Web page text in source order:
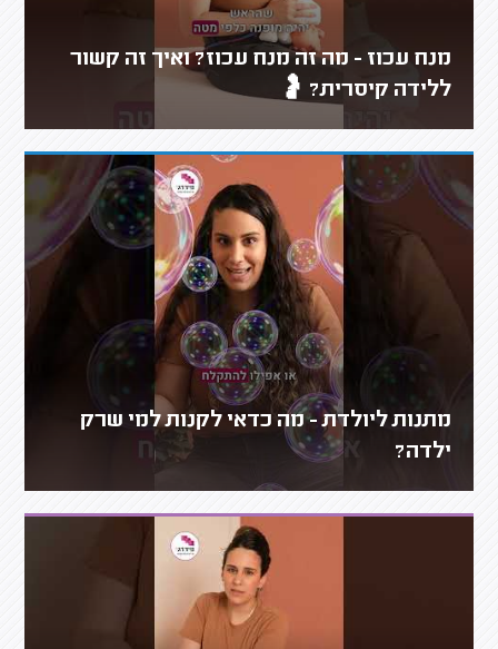
מנח עכוז - מה זה מנח עכוז? ואיך זה קשור
ללידה קיסרית? 🤰
מתנות ליולדת - מה כדאי לקנות למי שרק
ילדה?